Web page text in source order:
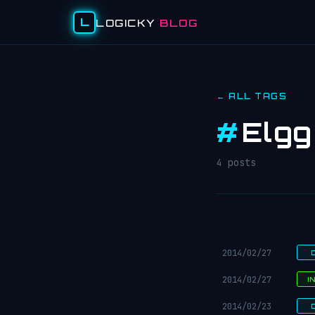
L LOGICKY BLOG
← ALL TAGS
#Elgg
4 posts
2014/02/27
2014/02/27
2014/02/23